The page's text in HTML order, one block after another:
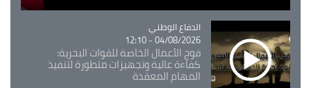
Catégorie
الدفاع الوطني
04/08/2026 - 12:10
فوج الأعمال الخاصة للقوات البحرية:
كفاءة عالية وتجهيزات متطورة لتنفيذ
المهام المعقدة